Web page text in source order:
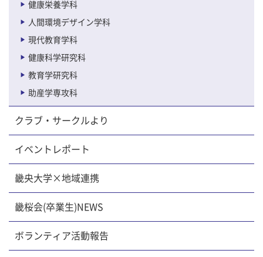
健康栄養学科
人間環境デザイン学科
現代教育学科
健康科学研究科
教育学研究科
助産学専攻科
クラブ・サークルより
イベントレポート
畿央大学×地域連携
畿桜会(卒業生)NEWS
ボランティア活動報告